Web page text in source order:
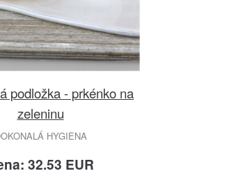
podložka - prkénko na
zeleninu
HYGIENA
32.53 EUR